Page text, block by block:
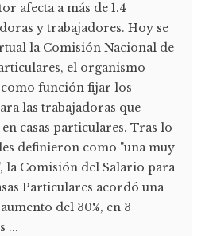
afecta a más de 1.4
y trabajadores. Hoy se
la Comisión Nacional de
el organismo
función fijar los
las trabajadoras que
casas particulares. Tras lo
definieron como "una muy
la Comisión del Salario para
Particulares acordó una
del 30%, en 3
...